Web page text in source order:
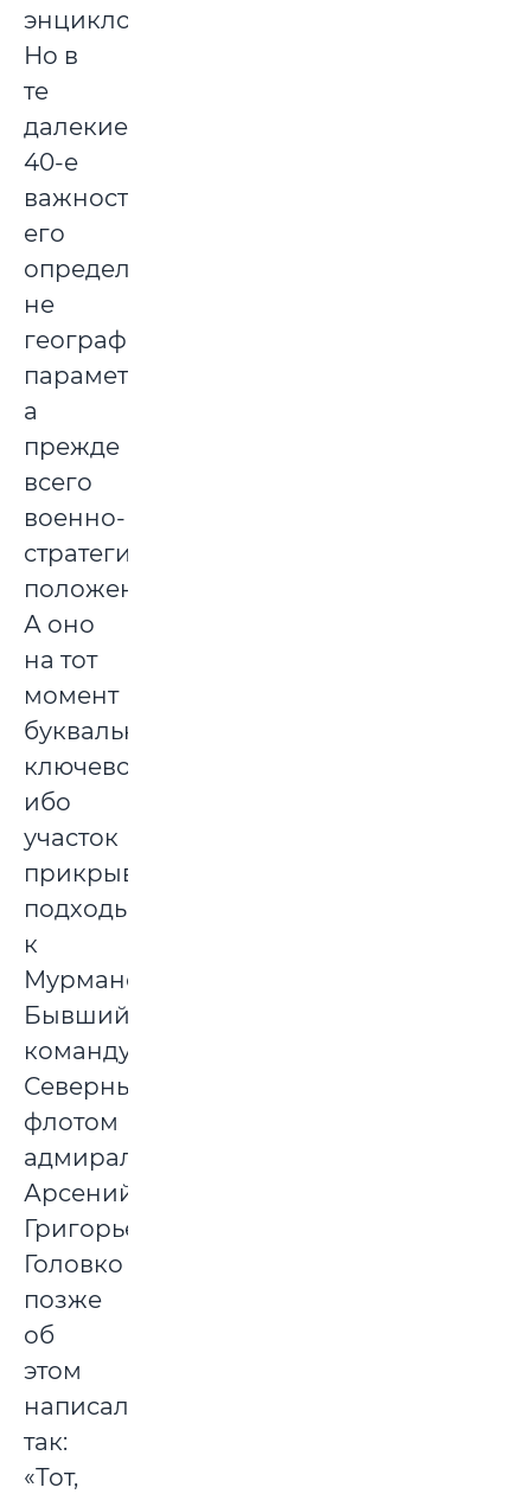
энциклопедии.
Но в
те
далекие
40-е
важность
его
определялась
не
географическими
параметрами,
а
прежде
всего
военно-
стратегическим
положением.
А оно
на тот
момент
буквально
ключевое,
ибо
участок
прикрывает
подходы
к
Мурманску.
Бывший
командующий
Северным
флотом
адмирал
Арсений
Григорьевич
Головко
позже
об
этом
написал
так:
«Тот,